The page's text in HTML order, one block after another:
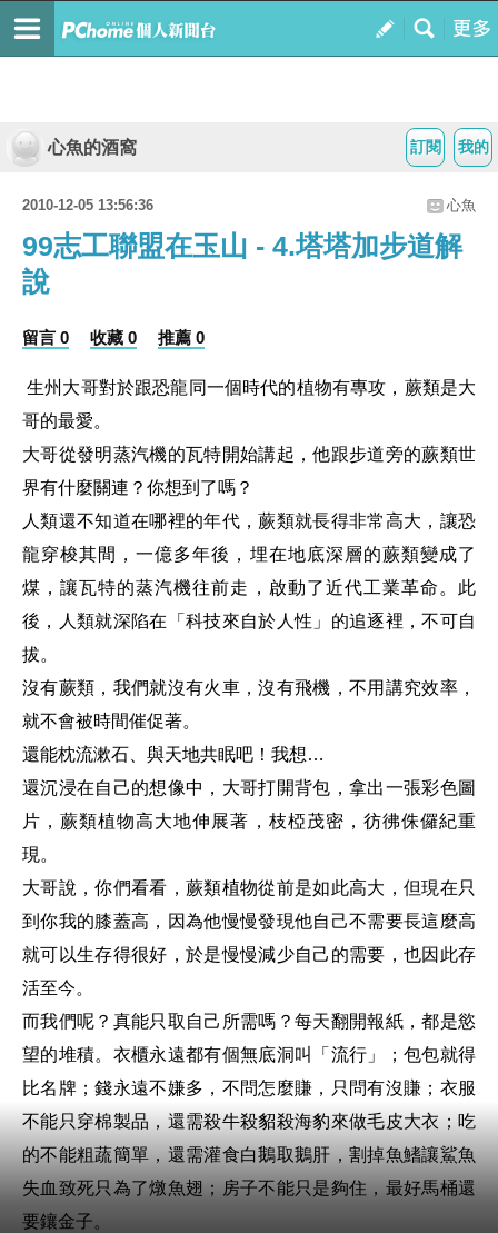
我的
訂閱
心魚的酒窩
2010-12-05 13:56:36 心魚
99志工聯盟在玉山 - 4.塔塔加步道解
說
留言 0 收藏 0 推薦 0
生州大哥對於跟恐龍同一個時代的植物有專攻，蕨類是大
哥的最愛。
大哥從發明蒸汽機的瓦特開始講起，他跟步道旁的蕨類世
界有什麼關連？你想到了嗎？
人類還不知道在哪裡的年代，蕨類就長得非常高大，讓恐
龍穿梭其間，一億多年後，埋在地底深層的蕨類變成了
煤，讓瓦特的蒸汽機往前走，啟動了近代工業革命。此
後，人類就深陷在「科技來自於人性」的追逐裡，不可自
拔。
沒有蕨類，我們就沒有火車，沒有飛機，不用講究效率，
就不會被時間催促著。
還能枕流漱石、與天地共眠吧！我想…
還沉浸在自己的想像中，大哥打開背包，拿出一張彩色圖
片，蕨類植物高大地伸展著，枝椏茂密，彷彿侏儸紀重
現。
大哥說，你們看看，蕨類植物從前是如此高大，但現在只
到你我的膝蓋高，因為他慢慢發現他自己不需要長這麼高
就可以生存得很好，於是慢慢減少自己的需要，也因此存
活至今。
而我們呢？真能只取自己所需嗎？每天翻開報紙，都是慾
望的堆積。衣櫃永遠都有個無底洞叫「流行」；包包就得
比名牌；錢永遠不嫌多，不問怎麼賺，只問有沒賺；衣服
不能只穿棉製品，還需殺牛殺貂殺海豹來做毛皮大衣；吃
的不能粗蔬簡單，還需灌食白鵝取鵝肝，割掉魚鰭讓鯊魚
失血致死只為了燉魚翅；房子不能只是夠住，最好馬桶還
要鑲金子。